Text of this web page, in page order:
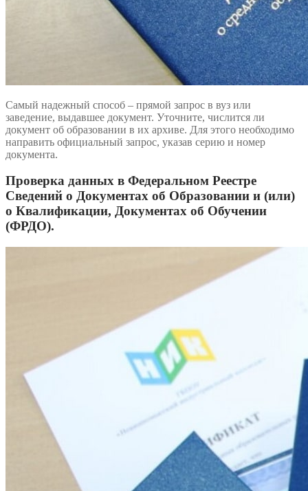
Самый надежный способ – прямой запрос в вуз или
заведение, выдавшее документ. Уточните, числится ли
документ об образовании в их архиве. Для этого необходимо
направить официальный запрос, указав серию и номер
документа.
Проверка данных в Федеральном Реестре
Сведений о Документах об Образовании и (или)
о Квалификации, Документах об Обучении
(ФРДО).